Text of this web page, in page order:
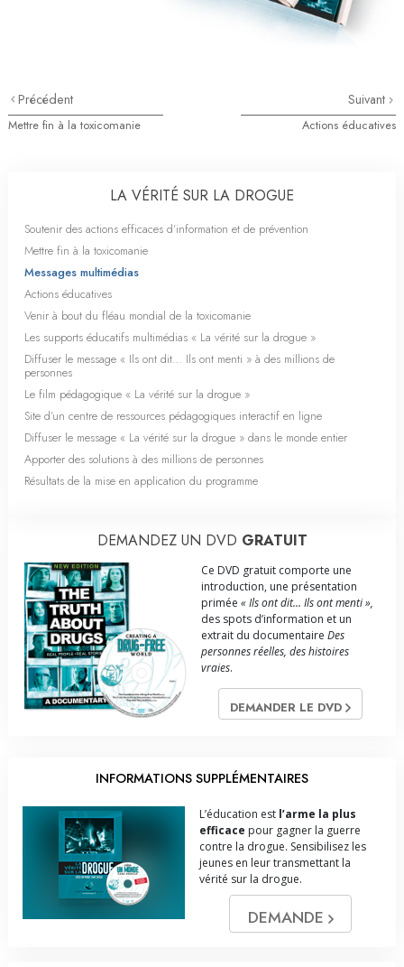
Précédent
Mettre fin à la toxicomanie
Suivant
Actions éducatives
LA VÉRITÉ SUR LA DROGUE
Soutenir des actions efficaces d’information et de prévention
Mettre fin à la toxicomanie
Messages multimédias
Actions éducatives
Venir à bout du fléau mondial de la toxicomanie
Les supports éducatifs multimédias « La vérité sur la drogue »
Diffuser le message « Ils ont dit… Ils ont menti » à des millions de
personnes
Le film pédagogique « La vérité sur la drogue »
Site d’un centre de ressources pédagogiques interactif en ligne
Diffuser le message « La vérité sur la drogue » dans le monde entier
Apporter des solutions à des millions de personnes
Résultats de la mise en application du programme
DEMANDEZ UN DVD GRATUIT
Ce DVD gratuit comporte une
introduction, une présentation
primée « Ils ont dit... Ils ont menti »,
des spots d’information et un
extrait du documentaire Des
personnes réelles, des histoires
vraies.
DEMANDER LE DVD
INFORMATIONS SUPPLÉMENTAIRES
L’éducation est l’arme la plus
efficace pour gagner la guerre
contre la drogue. Sensibilisez les
jeunes en leur transmettant la
vérité sur la drogue.
DEMANDE